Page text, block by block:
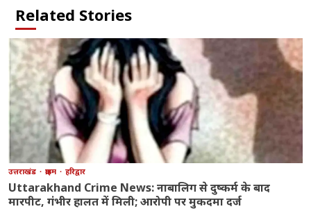
Related Stories
उत्तराखंड क्राइम हरिद्वार
Uttarakhand Crime News: नाबालिग से दुष्कर्म के बाद
मारपीट, गंभीर हालत में मिली; आरोपी पर मुकदमा दर्ज